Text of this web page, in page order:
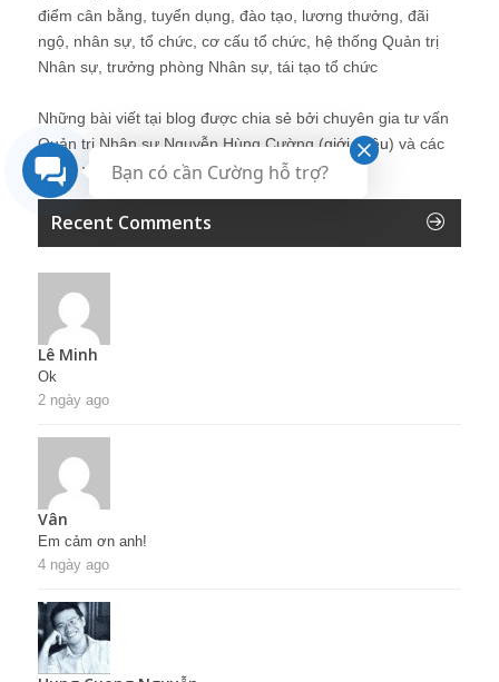
điểm cân bằng, tuyển dụng, đào tạo, lương thưởng, đãi
ngộ, nhân sự, tổ chức, cơ cấu tổ chức, hệ thống Quản trị
Nhân sự, trưởng phòng Nhân sự, tái tạo tổ chức
Những bài viết tại blog được chia sẻ bởi chuyên gia tư vấn
Quản trị Nhân sự Nguyễn Hùng Cường (giới thiệu) và các
thành viên khác trong cộng đồng Nhân sự.
Recent Comments
Lê Minh
Ok
2 ngày ago
Vân
Em cảm ơn anh!
4 ngày ago
Bạn có cần Cường hỗ trợ?